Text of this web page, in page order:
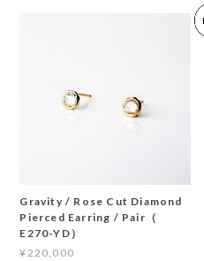
Gravity / Rose Cut Diamond
Pierced Earring / Pair（
E270-YD）
¥220,000